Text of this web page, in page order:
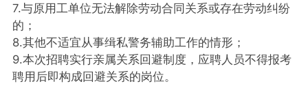
7.与原用工单位无法解除劳动合同关系或存在劳动纠纷
的；
8.其他不适宜从事缉私警务辅助工作的情形；
9.本次招聘实行亲属关系回避制度，应聘人员不得报考
聘用后即构成回避关系的岗位。